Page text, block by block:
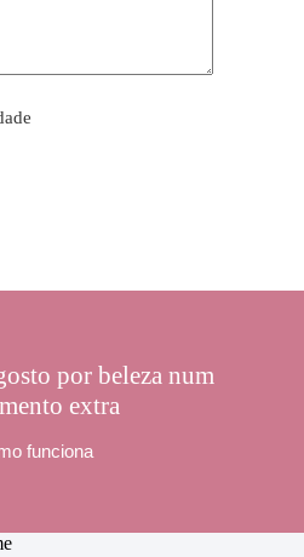
por beleza num
extra
funciona